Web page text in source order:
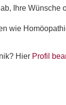
Ihre
wie
Hier Profil